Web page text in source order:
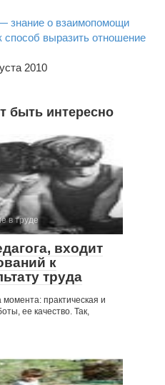
знание о взаимопомощи
способ выразить отношение
2010
быть интересно
в труде
входит
к
труда
практическая и
ее качество. Так,